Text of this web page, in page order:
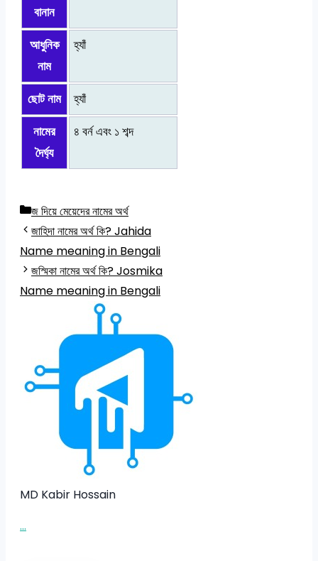
বানান
আধুনিক
নাম
হ্যাঁ
ছোট নাম হ্যাঁ
নামের
দৈর্ঘ্য
৪ বর্ন এবং ১ শব্দ
Categories
জ দিয়ে মেয়েদের নামের অর্থ
জাহিদা নামের অর্থ কি? Jahida
Name meaning in Bengali
জস্মিকা নামের অর্থ কি? Josmika
Name meaning in Bengali
MD Kabir Hossain
...